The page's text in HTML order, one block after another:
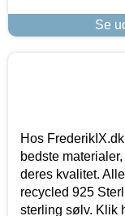
Se
Hos
bedste
deres kvalitet.
recycled 925
sterling sølv. Klik